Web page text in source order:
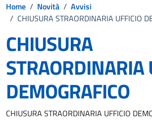
Home / Novità / Avvisi
/ CHIUSURA STRAORDINARIA UFFICIO
CHIUSURA
STRAORDINARIA
DEMOGRAFICO
Dettagli della notizia
CHIUSURA STRAORDINARIA UFFICIO